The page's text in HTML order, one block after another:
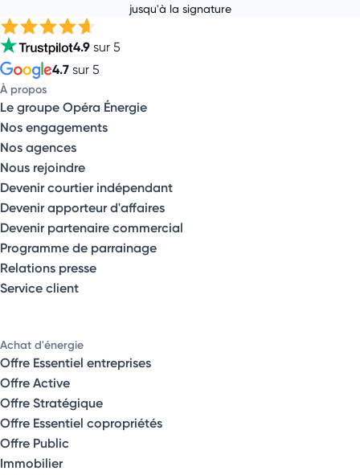
jusqu'à la signature
4.9 sur 5
4.7 sur 5
À propos
Le groupe Opéra Énergie
Nos engagements
Nos agences
Nous rejoindre
Devenir courtier indépendant
Devenir apporteur d'affaires
Devenir partenaire commercial
Programme de parrainage
Relations presse
Service client
Achat d'énergie
Offre Essentiel entreprises
Offre Active
Offre Stratégique
Offre Essentiel copropriétés
Offre Public
Immobilier